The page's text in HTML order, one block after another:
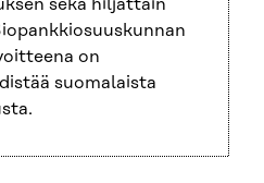
sekä hiljattain
on
suomalaista